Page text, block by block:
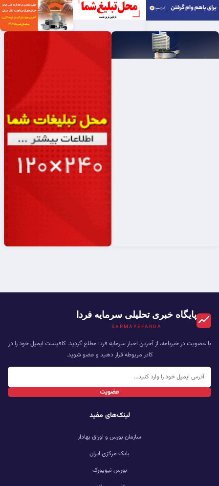
پایگاه خبری تحلیلی سرمایه فردا
SARMAYEFARDA
با عضویت در خبرنامه، از آخرین اخبار سرمایه فردا مطلع گردید. کافیست ایمیل خود را در
کادر مربوطه قرار دهید و عضو شوید.
عضویت
لینک‌های مفید
سازمان بورس و اوراق بهادار
بانک مرکزی ایران
بورس نیویورک